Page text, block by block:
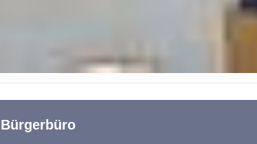
Bürgerbüro